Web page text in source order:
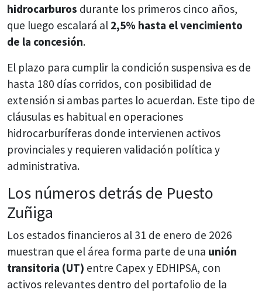
hidrocarburos durante los primeros cinco años,
que luego escalará al 2,5% hasta el vencimiento
de la concesión.
El plazo para cumplir la condición suspensiva es de
hasta 180 días corridos, con posibilidad de
extensión si ambas partes lo acuerdan. Este tipo de
cláusulas es habitual en operaciones
hidrocarburíferas donde intervienen activos
provinciales y requieren validación política y
administrativa.
Los números detrás de Puesto
Zuñiga
Los estados financieros al 31 de enero de 2026
muestran que el área forma parte de una unión
transitoria (UT) entre Capex y EDHIPSA, con
activos relevantes dentro del portafolio de la